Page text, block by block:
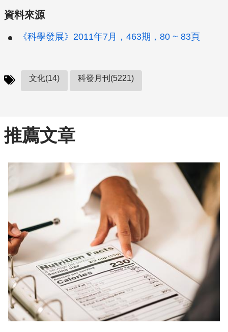
資料來源
《科學發展》2011年7月，463期，80 ~ 83頁
文化(14) 科發月刊(5221)
推薦文章